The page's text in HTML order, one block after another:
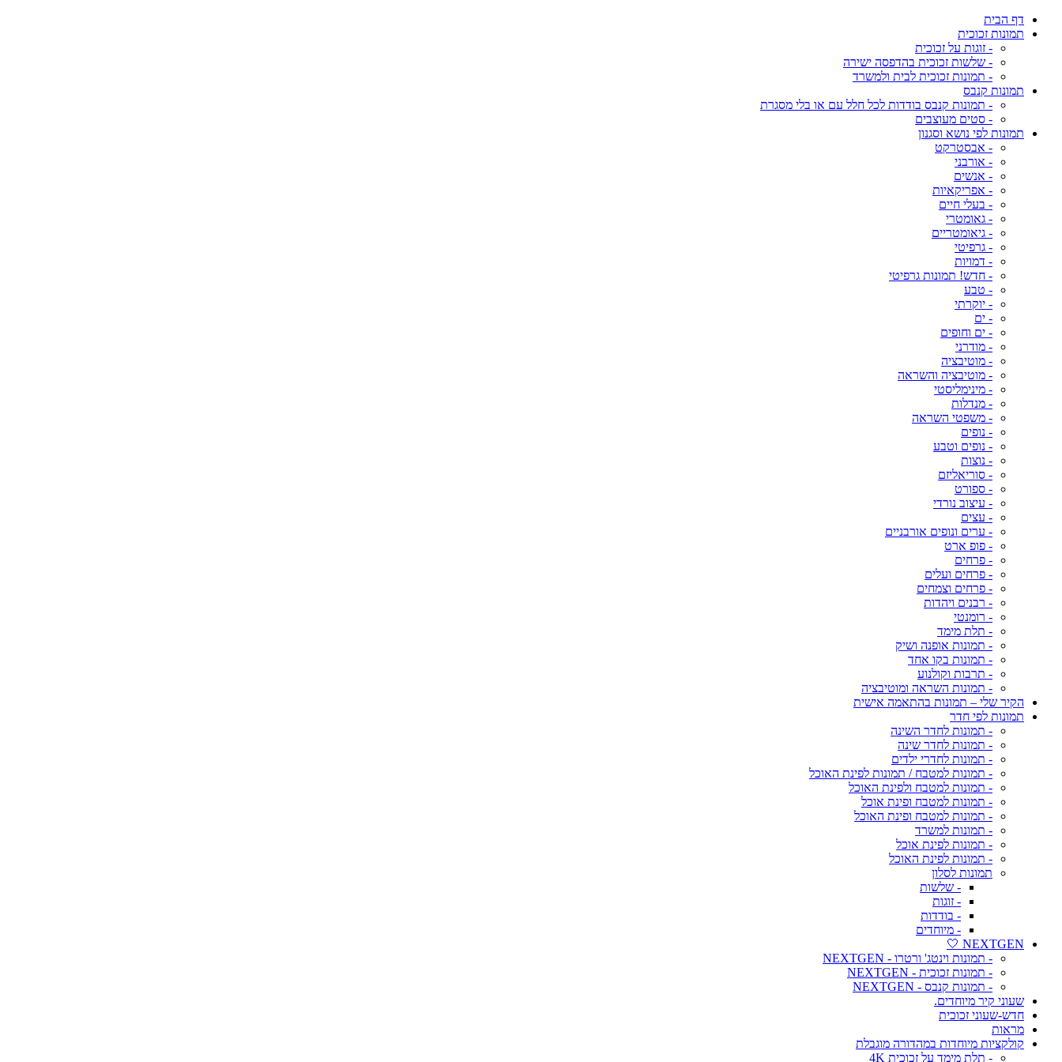
דף הבית
תמונות זכוכית
- זוגות על זכוכית
- שלשות זכוכית בהדפסה ישירה
- תמונות זכוכית לבית ולמשרד
תמונות קנבס
- תמונות קנבס בודדות לכל חלל עם או בלי מסגרת
- סטים מעוצבים
תמונות לפי נושא וסגנון
- אבסטרקט
- אורבני
- אנשים
- אפריקאיות
- בעלי חיים
- גאומטרי
- גיאומטריים
- גרפיטי
- דמויות
- חדש! תמונות גרפיטי
- טבע
- יוקרתי
- ים
- ים וחופים
- מודרני
- מוטיבציה
- מוטיבציה והשראה
- מינימליסטי
- מנדלות
- משפטי השראה
- נופים
- נופים וטבע
- נוצות
- סוריאליזם
- ספורט
- עיצוב נורדי
- עצים
- ערים ונופים אורבניים
- פופ ארט
- פרחים
- פרחים ועלים
- פרחים וצמחים
- רבנים ויהדות
- רומנטי
- תלת מימד
- תמונות אופנה ושיק
- תמונות בקו אחד
- תרבות וקולנוע
- תמונות השראה ומוטיבציה
הקיר שלי – תמונות בהתאמה אישית
תמונות לפי חדר
- תמונות לחדר השינה
- תמונות לחדר שינה
- תמונות לחדרי ילדים
- תמונות למטבח / תמונות לפינת האוכל
- תמונות למטבח ולפינת האוכל
- תמונות למטבח ופינת אוכל
- תמונות למטבח ופינת האוכל
- תמונות למשרד
- תמונות לפינת אוכל
- תמונות לפינת האוכל
תמונות לסלון
- שלשות
- זוגות
- בודדות
- מיוחדים
NEXTGEN 🤍
- תמונות וינטג' ורטרו - NEXTGEN
- תמונות זכוכית - NEXTGEN
- תמונות קנבס - NEXTGEN
שעוני קיר מיוחדים.
חדש-שעוני זכוכית
מראות
קולקציות מיוחדות במהדורה מוגבלת
- תלת מימד על זכוכית 4K